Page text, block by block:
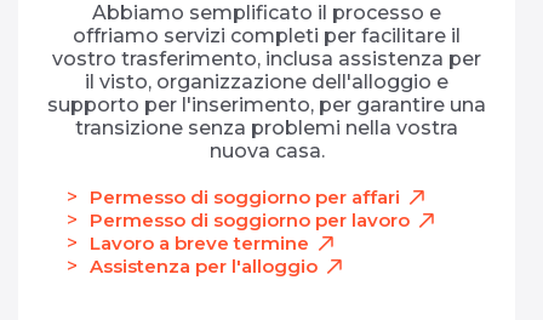
Abbiamo semplificato il processo e
offriamo servizi completi per facilitare il
vostro trasferimento, inclusa assistenza per
il visto, organizzazione dell'alloggio e
supporto per l'inserimento, per garantire una
transizione senza problemi nella vostra
nuova casa.
Permesso di soggiorno per affari
Permesso di soggiorno per lavoro
Lavoro a breve termine
Assistenza per l'alloggio